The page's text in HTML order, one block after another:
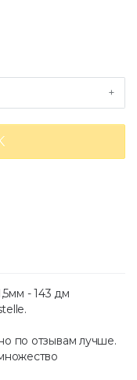
+
- 143 дм
по отзывам лучше.